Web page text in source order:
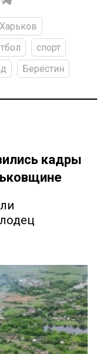
Харьков
спорт
Берестин
кадры